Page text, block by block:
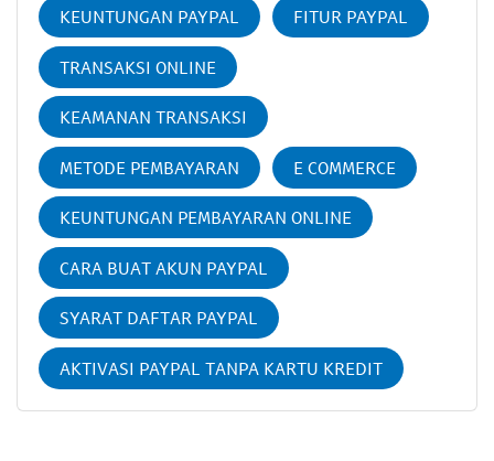
KEUNTUNGAN PAYPAL FITUR PAYPAL
TRANSAKSI ONLINE
KEAMANAN TRANSAKSI
METODE PEMBAYARAN E COMMERCE
KEUNTUNGAN PEMBAYARAN ONLINE
CARA BUAT AKUN PAYPAL
SYARAT DAFTAR PAYPAL
AKTIVASI PAYPAL TANPA KARTU KREDIT